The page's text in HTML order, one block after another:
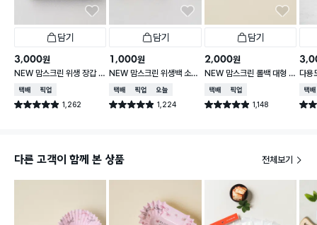
담기
3,000원
NEW 맘스크린 위생 장갑 3
00매입
택배배송매장픽업
별점 4.9점 1,262
건 작성
담기
1,000원
NEW 맘스크린 위생백 소형
200매입
택배배송매장픽업오늘배송
별점 4.9점 1,224
건 작성
담기
2,000원
NEW 맘스크린 롤백 대형 2
00매입
택배배송매장픽업
별점 4.9점 1,148
건 작성
다용
택배
별점
다른 고객이 함께 본 상품 전체보기